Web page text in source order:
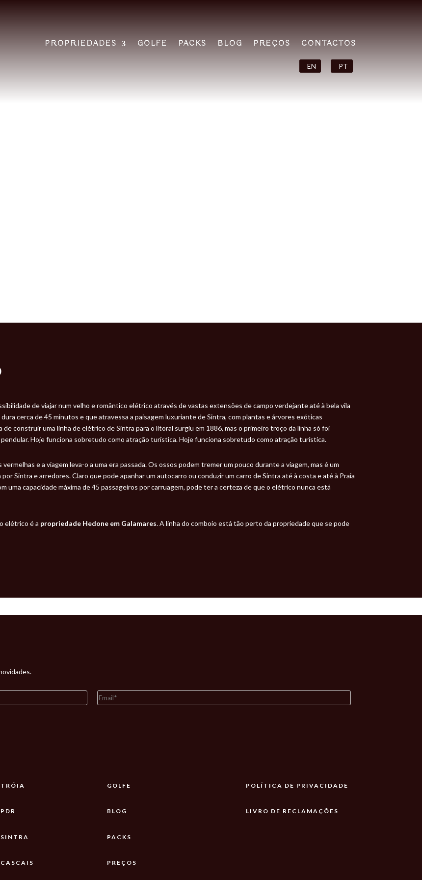
PROPRIEDADES GOLFE PACKS BLOG PREÇOS CONTACTOS
EN PT
de viajar num velho e romântico elétrico através de vastas extensões de campo verdejante até à bela vila
cerca de 45 minutos e que atravessa a paisagem luxuriante de Sintra, com plantas e árvores exóticas
construir uma linha de elétrico de Sintra para o litoral surgiu em 1886, mas o primeiro troço da linha só foi
Hoje funciona sobretudo como atração turística. Hoje funciona sobretudo como atração turística.
e a viagem leva-o a uma era passada. Os ossos podem tremer um pouco durante a viagem, mas é um
Sintra e arredores. Claro que pode apanhar um autocarro ou conduzir um carro de Sintra até à costa e até à Praia
uma capacidade máxima de 45 passageiros por carruagem, pode ter a certeza de que o elétrico nunca está
elétrico é a propriedade Hedone em Galamares. A linha do comboio está tão perto da propriedade que se pode
GOLFE
BLOG
PACKS
PREÇOS
POLÍTICA DE PRIVACIDADE
LIVRO DE RECLAMAÇÕES